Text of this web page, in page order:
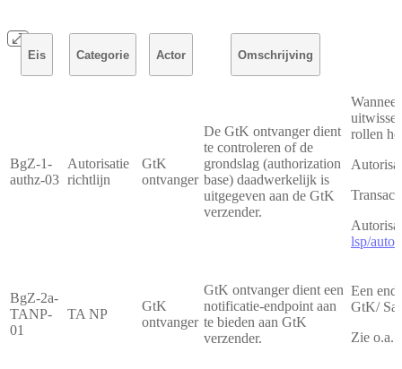
Eis Categorie Actor Omschrijving
BgZ-1-
authz-03
Autorisatie
richtlijn
GtK
ontvanger
De GtK ontvanger dient
te controleren of de
grondslag (authorization
base) daadwerkelijk is
uitgegeven aan de GtK
verzender.
rollen
lsp/
BgZ-2a-
TANP-
01
TA NP
GtK
ontvanger
GtK ontvanger dient een
notificatie-endpoint aan
te bieden aan GtK
verzender.
Een
GtK/
Zie o.a.